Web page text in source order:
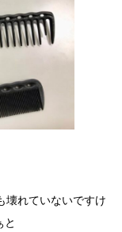
壊れていないですけ
と